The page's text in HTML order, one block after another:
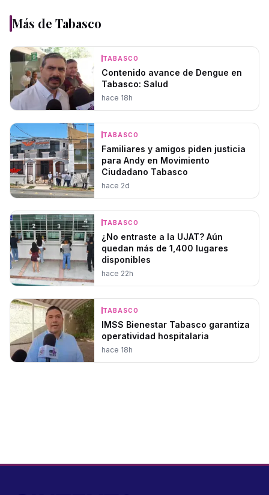
Más de Tabasco
TABASCO
Contenido avance de Dengue en
Tabasco: Salud
hace 18h
TABASCO
Familiares y amigos piden justicia
para Andy en Movimiento
Ciudadano Tabasco
hace 2d
TABASCO
¿No entraste a la UJAT? Aún
quedan más de 1,400 lugares
disponibles
hace 22h
TABASCO
IMSS Bienestar Tabasco garantiza
operatividad hospitalaria
hace 18h